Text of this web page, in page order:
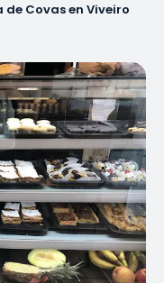
Covas en Viveiro